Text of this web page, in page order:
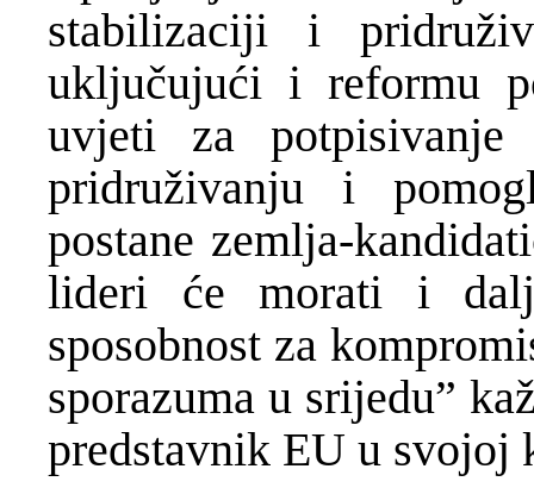
stabilizaciji i
uključujući i reformu
uvjeti za
pridruživanju i
postane zemlja-
lideri će morati i
sposobnost za
sporazuma u srijedu”
predstavnik EU u svojoj